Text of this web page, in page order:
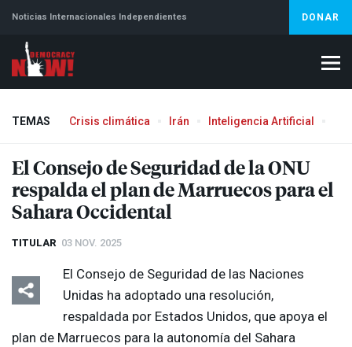
Noticias Internacionales Independientes DONAR
TEMAS Crisis climática Irán Inteligencia Artificial
El Consejo de Seguridad de laONU
respalda el plan de Marruecos para el
Sahara Occidental
TITULAR 03 NOV. 2025
El Consejo de Seguridad de las Naciones
Unidas ha adoptado una resolución,
respaldada por Estados Unidos, que apoya el
plan de Marruecos para la autonomía del Sahara